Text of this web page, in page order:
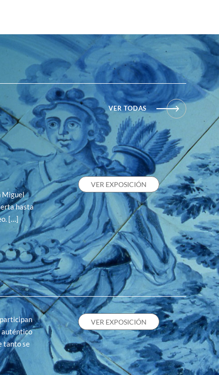
VER TODAS
Miguel
hasta
[…]
VER EXPOSICIÓN
auténtico
tanto se
VER EXPOSICIÓN